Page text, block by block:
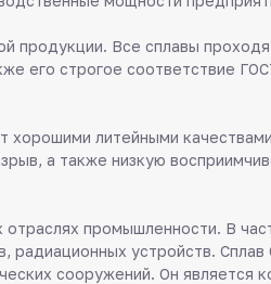
Все сплавы
его строгое соответствие
литейными
а также низкую
промышленности. В
устройств.
сооружений. Он является